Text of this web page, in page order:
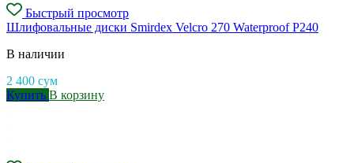
Быстрый просмотр
Шлифовальные диски Smirdex Velcro 270 Waterproof P240
В наличии
2 400 сум
Купить В корзину